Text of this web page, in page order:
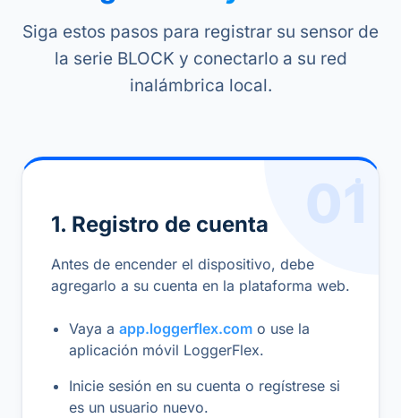
Siga estos pasos para registrar su sensor de
la serie BLOCK y conectarlo a su red
inalámbrica local.
01
1. Registro de cuenta
Antes de encender el dispositivo, debe
agregarlo a su cuenta en la plataforma web.
Vaya a app.loggerflex.com o use la
aplicación móvil LoggerFlex.
Inicie sesión en su cuenta o regístrese si
es un usuario nuevo.